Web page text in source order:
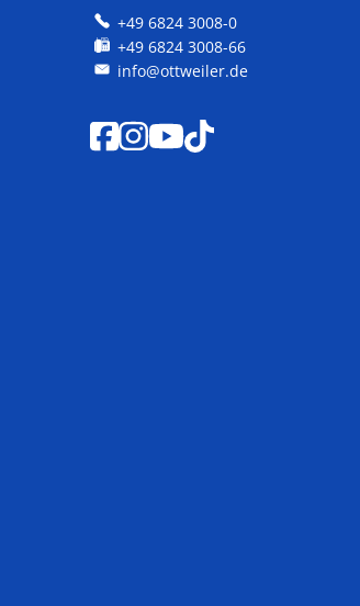
+49 6824 3008-0
+49 6824 3008-66
info@ottweiler.de